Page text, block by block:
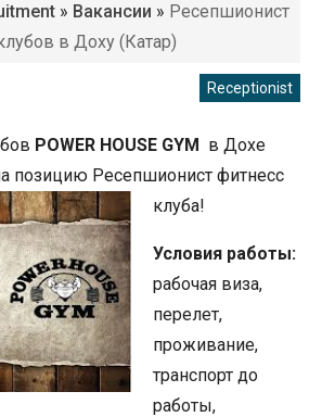
» Вакансии » Ресепшионист
в Доху (Катар)
Receptionist
POWER HOUSE GYM в Дохе
позицию Ресепшионист фитнесс
клуба!
Условия работы:
рабочая виза,
перелет,
проживание,
транспорт до
работы,